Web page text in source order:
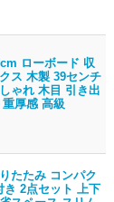
ローボード 収
ス 木製 39センチ
ゃれ 木目 引き出
厚感 高級
たたみ コンパク
き 2点セット 上下